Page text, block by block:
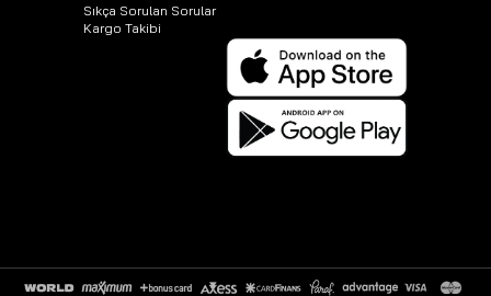
Sıkça Sorulan Sorular
Kargo Takibi